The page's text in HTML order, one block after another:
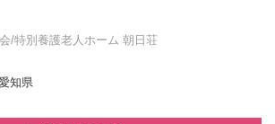
/特別養護老人ホーム 朝日荘
知県